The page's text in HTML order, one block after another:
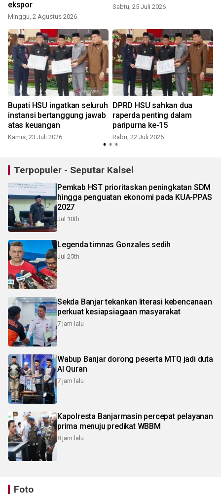
ekspor
Minggu, 2 Agustus 2026
Sabtu, 25 Juli 2026
Bupati HSU ingatkan seluruh
instansi bertanggung jawab
atas keuangan
Kamis, 23 Juli 2026
DPRD HSU sahkan dua
raperda penting dalam
paripurna ke-15
Rabu, 22 Juli 2026
Terpopuler - Seputar Kalsel
Pemkab HST prioritaskan peningkatan SDM
hingga penguatan ekonomi pada KUA-PPAS
2027
Jul 10th
Legenda timnas Gonzales sedih
Jul 25th
Sekda Banjar tekankan literasi kebencanaan
perkuat kesiapsiagaan masyarakat
7 jam lalu
Wabup Banjar dorong peserta MTQ jadi duta
Al Quran
7 jam lalu
Kapolresta Banjarmasin percepat pelayanan
prima menuju predikat WBBM
8 jam lalu
Foto